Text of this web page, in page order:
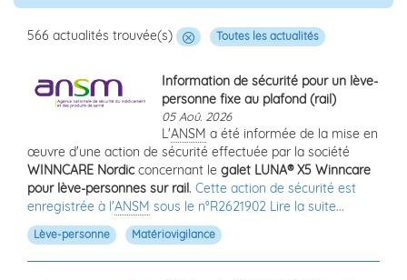
566 actualités trouvée(s) Toutes les actualités
Information de sécurité pour un lève-
personne fixe au plafond (rail)
05 Aoû. 2026
L'ANSM a été informée de la mise en
œuvre d'une action de sécurité effectuée par la société
WINNCARE Nordicconcernant le galet LUNA® X5 Winncare
pour lève-personnes sur rail. Cette action de sécurité est
enregistrée à l'ANSM sous le n°R2621902 Lire la suite...
Lève-personne Matériovigilance